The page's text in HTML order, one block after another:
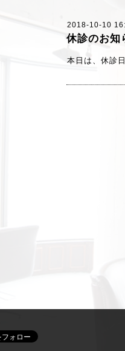
2018-10-10
休診のお知
本日は、休診